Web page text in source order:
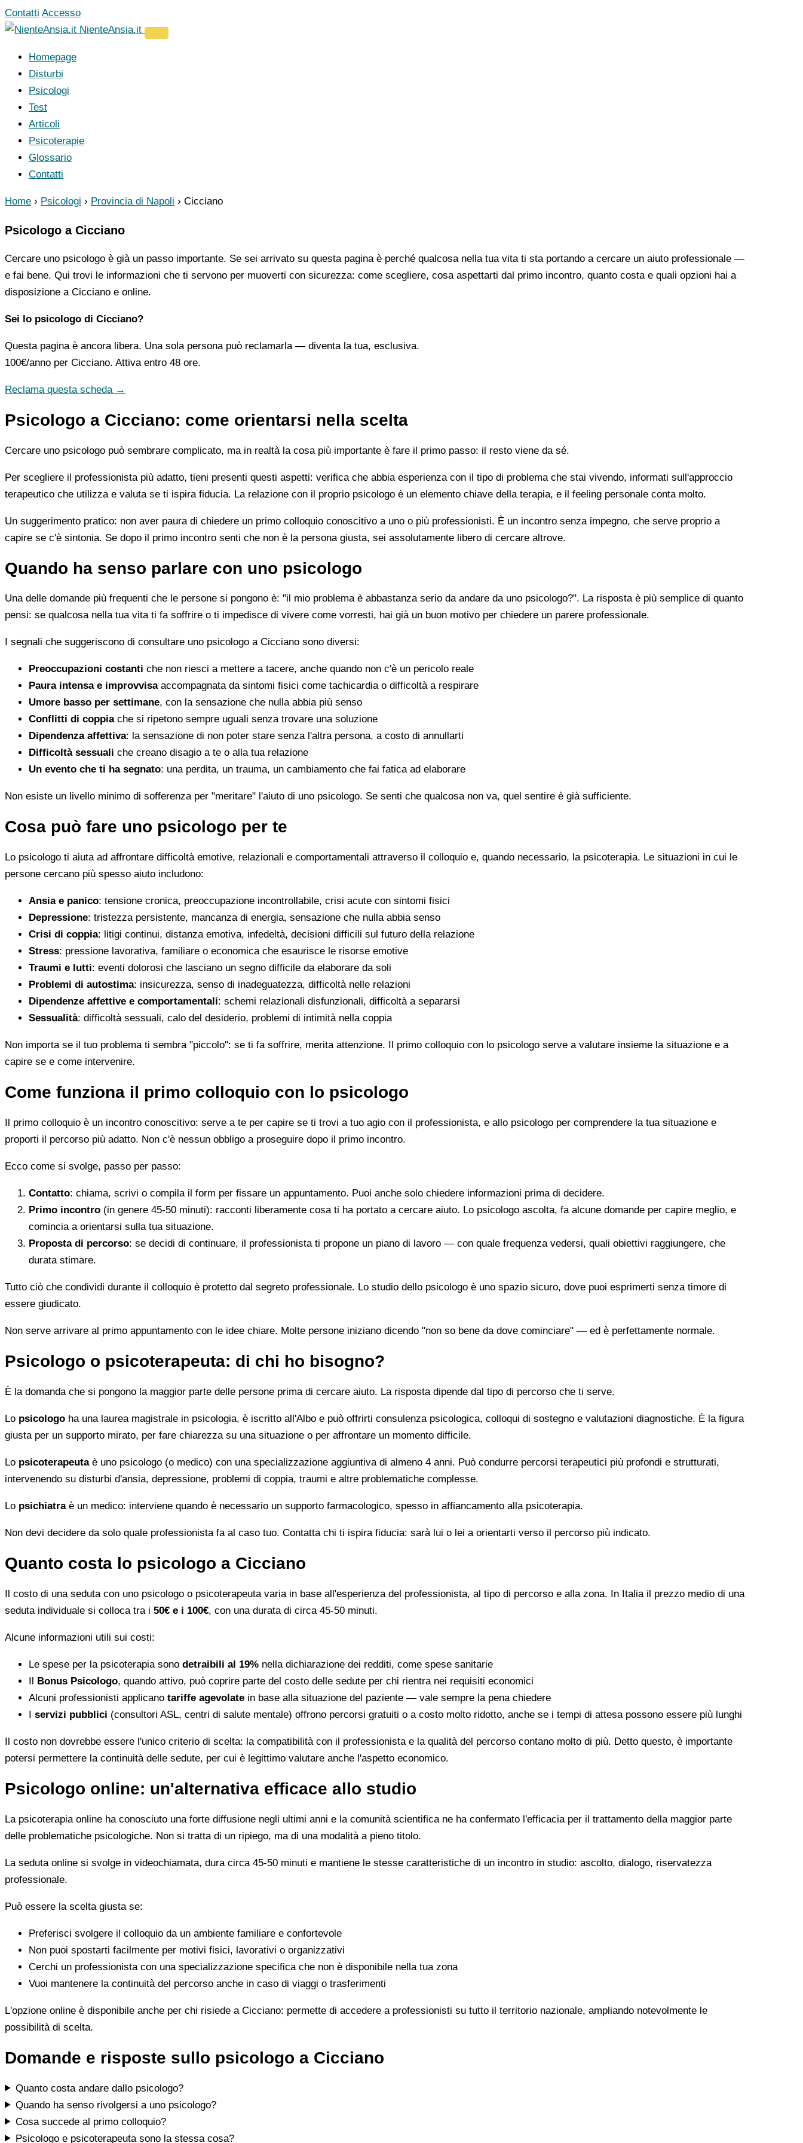
Vai
al
Contatti Accesso
NienteAnsia.it
Homepage
Disturbi
Psicologi
Test
Articoli
Psicoterapie
Glossario
Contatti
Home › Psicologi › Provincia di Napoli › Cicciano
Psicologo a Cicciano
Cercare uno psicologo è già un passo importante. Se sei arrivato su questa pagina è perché qualcosa nella tua vita ti sta portando a cercare un aiuto professionale —
e fai bene. Qui trovi le informazioni che ti servono per muoverti con sicurezza: come scegliere, cosa aspettarti dal primo incontro, quanto costa e quali opzioni hai a
disposizione a Cicciano e online.
Sei lo psicologo di Cicciano?
Questa pagina è ancora libera. Una sola persona può reclamarla — diventa la tua, esclusiva.
100€/anno per Cicciano. Attiva entro 48 ore.
Reclama questa scheda →
Psicologo a Cicciano: come orientarsi nella scelta
Cercare uno psicologo può sembrare complicato, ma in realtà la cosa più importante è fare il primo passo: il resto viene da sé.
Per scegliere il professionista più adatto, tieni presenti questi aspetti: verifica che abbia esperienza con il tipo di problema che stai vivendo, informati sull'approccio
terapeutico che utilizza e valuta se ti ispira fiducia. La relazione con il proprio psicologo è un elemento chiave della terapia, e il feeling personale conta molto.
Un suggerimento pratico: non aver paura di chiedere un primo colloquio conoscitivo a uno o più professionisti. È un incontro senza impegno, che serve proprio a
capire se c'è sintonia. Se dopo il primo incontro senti che non è la persona giusta, sei assolutamente libero di cercare altrove.
Quando ha senso parlare con uno psicologo
Una delle domande più frequenti che le persone si pongono è: "il mio problema è abbastanza serio da andare da uno psicologo?". La risposta è più semplice di quanto
pensi: se qualcosa nella tua vita ti fa soffrire o ti impedisce di vivere come vorresti, hai già un buon motivo per chiedere un parere professionale.
I segnali che suggeriscono di consultare uno psicologo a Cicciano sono diversi:
Preoccupazioni costanti che non riesci a mettere a tacere, anche quando non c'è un pericolo reale
Paura intensa e improvvisaaccompagnata da sintomi fisici come tachicardia o difficoltà a respirare
Umore basso per settimane, con la sensazione che nulla abbia più senso
Conflitti di coppiache si ripetono sempre uguali senza trovare una soluzione
Dipendenza affettiva: la sensazione di non poter stare senza l'altra persona, a costo di annullarti
Difficoltà sessuali che creano disagio a te o alla tua relazione
Un evento che ti ha segnato: una perdita, un trauma, un cambiamento che fai fatica ad elaborare
Non esiste un livello minimo di sofferenza per "meritare" l'aiuto di uno psicologo. Se senti che qualcosa non va, quel sentire è già sufficiente.
Cosa può fare uno psicologo per te
Lo psicologo ti aiuta ad affrontare difficoltà emotive, relazionali e comportamentali attraverso il colloquio e, quando necessario, la psicoterapia. Le situazioni in cui le
persone cercano più spesso aiuto includono:
Ansia e panico: tensione cronica, preoccupazione incontrollabile, crisi acute con sintomi fisici
Depressione: tristezza persistente, mancanza di energia, sensazione che nulla abbia senso
Crisi di coppia: litigi continui, distanza emotiva, infedeltà, decisioni difficili sul futuro della relazione
Stress: pressione lavorativa, familiare o economica che esaurisce le risorse emotive
Traumi e lutti: eventi dolorosi che lasciano un segno difficile da elaborare da soli
Problemi di autostima: insicurezza, senso di inadeguatezza, difficoltà nelle relazioni
Dipendenze affettive e comportamentali: schemi relazionali disfunzionali, difficoltà a separarsi
Sessualità: difficoltà sessuali, calo del desiderio, problemi di intimità nella coppia
Non importa se il tuo problema ti sembra "piccolo": se ti fa soffrire, merita attenzione. Il primo colloquio con lo psicologo serve a valutare insieme la situazione e a
capire se e come intervenire.
Come funziona il primo colloquio con lo psicologo
Il primo colloquio è un incontro conoscitivo: serve a te per capire se ti trovi a tuo agio con il professionista, e allo psicologo per comprendere la tua situazione e
proporti il percorso più adatto. Non c'è nessun obbligo a proseguire dopo il primo incontro.
Ecco come si svolge, passo per passo:
Contatto: chiama, scrivi o compila il form per fissare un appuntamento. Puoi anche solo chiedere informazioni prima di decidere.
Primo incontro (in genere 45-50 minuti): racconti liberamente cosa ti ha portato a cercare aiuto. Lo psicologo ascolta, fa alcune domande per capire meglio, e
comincia a orientarsi sulla tua situazione.
Proposta di percorso: se decidi di continuare, il professionista ti propone un piano di lavoro — con quale frequenza vedersi, quali obiettivi raggiungere, che
durata stimare.
Tutto ciò che condividi durante il colloquio è protetto dal segreto professionale. Lo studio dello psicologo è uno spazio sicuro, dove puoi esprimerti senza timore di
essere giudicato.
Non serve arrivare al primo appuntamento con le idee chiare. Molte persone iniziano dicendo "non so bene da dove cominciare" — ed è perfettamente normale.
Psicologo o psicoterapeuta: di chi ho bisogno?
È la domanda che si pongono la maggior parte delle persone prima di cercare aiuto. La risposta dipende dal tipo di percorso che ti serve.
Lo psicologo ha una laurea magistrale in psicologia, è iscritto all'Albo e può offrirti consulenza psicologica, colloqui di sostegno e valutazioni diagnostiche. È la figura
giusta per un supporto mirato, per fare chiarezza su una situazione o per affrontare un momento difficile.
Lo psicoterapeutaè uno psicologo (o medico) con una specializzazione aggiuntiva di almeno 4 anni. Può condurre percorsi terapeutici più profondi e strutturati,
intervenendo su disturbi d'ansia, depressione, problemi di coppia, traumi e altre problematiche complesse.
Lo psichiatraè un medico: interviene quando è necessario un supporto farmacologico, spesso in affiancamento alla psicoterapia.
Non devi decidere da solo quale professionista fa al caso tuo. Contatta chi ti ispira fiducia: sarà lui o lei a orientarti verso il percorso più indicato.
Quanto costa lo psicologo a Cicciano
Il costo di una seduta con uno psicologo o psicoterapeuta varia in base all'esperienza del professionista, al tipo di percorso e alla zona. In Italia il prezzo medio di una
seduta individuale si colloca tra i 50€ e i 100€, con una durata di circa 45-50 minuti.
Alcune informazioni utili sui costi:
Le spese per la psicoterapia sono detraibili al 19% nella dichiarazione dei redditi, come spese sanitarie
Il Bonus Psicologo, quando attivo, può coprire parte del costo delle sedute per chi rientra nei requisiti economici
Alcuni professionisti applicano tariffe agevolate in base alla situazione del paziente — vale sempre la pena chiedere
I servizi pubblici (consultori ASL, centri di salute mentale) offrono percorsi gratuiti o a costo molto ridotto, anche se i tempi di attesa possono essere più lunghi
Il costo non dovrebbe essere l'unico criterio di scelta: la compatibilità con il professionista e la qualità del percorso contano molto di più. Detto questo, è importante
potersi permettere la continuità delle sedute, per cui è legittimo valutare anche l'aspetto economico.
Psicologo online: un'alternativa efficace allo studio
La psicoterapia online ha conosciuto una forte diffusione negli ultimi anni e la comunità scientifica ne ha confermato l'efficacia per il trattamento della maggior parte
delle problematiche psicologiche. Non si tratta di un ripiego, ma di una modalità a pieno titolo.
La seduta online si svolge in videochiamata, dura circa 45-50 minuti e mantiene le stesse caratteristiche di un incontro in studio: ascolto, dialogo, riservatezza
professionale.
Può essere la scelta giusta se:
Preferisci svolgere il colloquio da un ambiente familiare e confortevole
Non puoi spostarti facilmente per motivi fisici, lavorativi o organizzativi
Cerchi un professionista con una specializzazione specifica che non è disponibile nella tua zona
Vuoi mantenere la continuità del percorso anche in caso di viaggi o trasferimenti
L'opzione online è disponibile anche per chi risiede a Cicciano: permette di accedere a professionisti su tutto il territorio nazionale, ampliando notevolmente le
possibilità di scelta.
Domande e risposte sullo psicologo a Cicciano
Quanto costa andare dallo psicologo?
Quando ha senso rivolgersi a uno psicologo?
Cosa succede al primo colloquio?
Psicologo e psicoterapeuta sono la stessa cosa?